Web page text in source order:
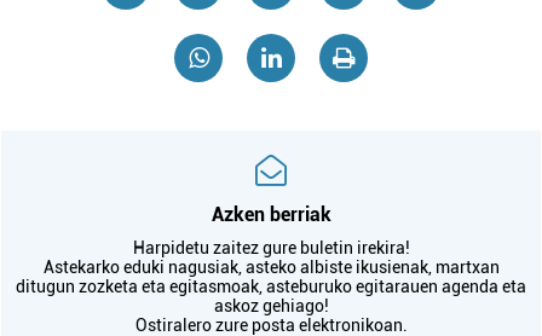
Azken berriak
Harpidetu zaitez gure buletin irekira!
Astekarko eduki nagusiak, asteko albiste ikusienak, martxan
ditugun zozketa eta egitasmoak, asteburuko egitarauen agenda eta
askoz gehiago!
Ostiralero zure posta elektronikoan.